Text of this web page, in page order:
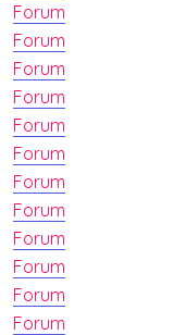
Forum
Forum
Forum
Forum
Forum
Forum
Forum
Forum
Forum
Forum
Forum
Forum